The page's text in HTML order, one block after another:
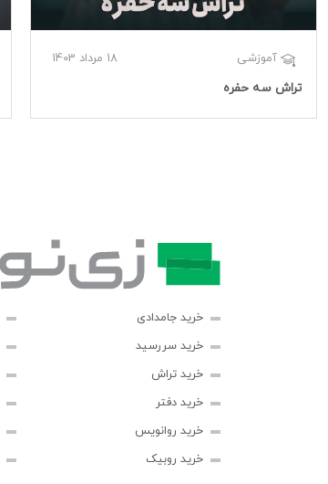
آموزشی 18 مرداد 1403
تراش سه حفره
خرید جامدادی
خرید سررسید
خرید تراش
خرید دفتر
خرید روانویس
خرید روبیک